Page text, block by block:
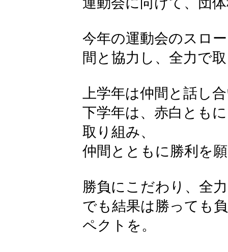
今年の運動会のスロ
間と協力し、全力で
上学年は仲間と話し
下学年は、赤白とも
取り組み、
仲間とともに勝利を
勝負にこだわり、全
でも結果は勝っても
ペクトを。